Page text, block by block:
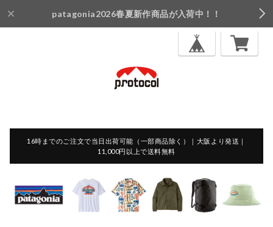
patagonia2026春夏新作商品が入荷中！！
16時までのご注文で当日出荷可能（一部商品除く）｜大阪より発送｜
11,000円以上で送料無料